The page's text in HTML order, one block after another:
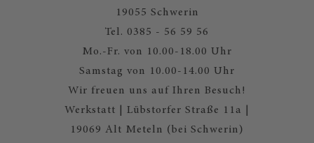
19055 Schwerin
Tel. 0385 - 56 59 56
Mo.-Fr. von 10.00-18.00 Uhr
Samstag von 10.00-14.00 Uhr
Wir freuen uns auf Ihren Besuch!
Werkstatt | Lübstorfer Straße 11a |
19069 Alt Meteln (bei Schwerin)